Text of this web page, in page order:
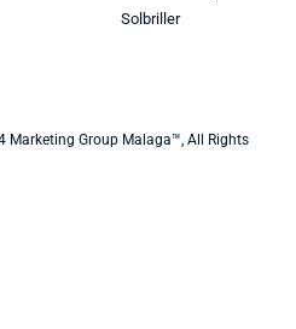
Solbriller
Marketing Group Malaga™, All Rights